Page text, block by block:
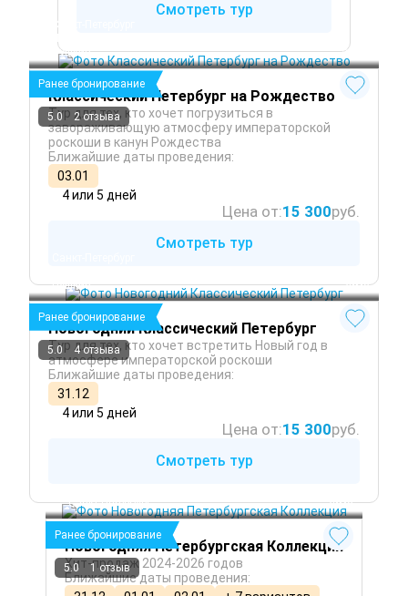
Смотреть тур
Санкт-Петербург
Пушкин
Ранее бронирование
5.0 2 отзыва
Зима
Классический Петербург на Рождество
Тур для тех, кто хочет погрузиться в
завораживающую атмосферу императорской
роскоши в канун Рождества
Ближайшие даты проведения:
03.01
4 или 5 дней
Цена от:15 300руб.
Смотреть тур
Пушкин
Ранее бронирование
5.0 4 отзыва
Зима
Новогодний Классический Петербург
Тур для тех, кто хочет встретить Новый год в
атмосфере императорской роскоши
Ближайшие даты проведения:
31.12
4 или 5 дней
Цена от:15 300руб.
Смотреть тур
Санкт-Петербург
Ранее бронирование
5.0 1 отзыв
Зима
Новогодняя Петербургская Коллекция
Хит-продаж 2024-2026 годов
Ближайшие даты проведения: